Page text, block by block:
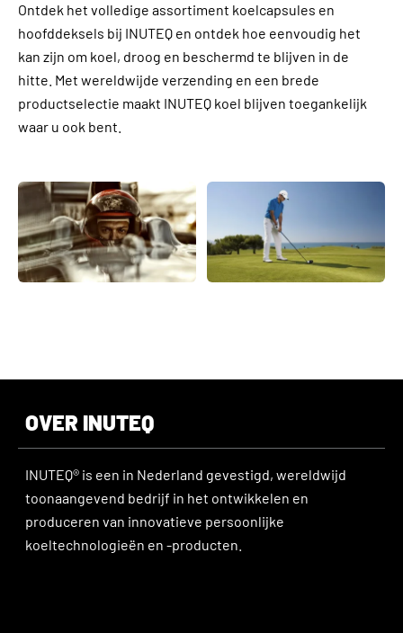
Ontdek het volledige assortiment koelcapsules en
hoofddeksels bij INUTEQ en ontdek hoe eenvoudig het
kan zijn om koel, droog en beschermd te blijven in de
hitte. Met wereldwijde verzending en een brede
productselectie maakt INUTEQ koel blijven toegankelijk
waar u ook bent.
OVER INUTEQ
INUTEQ® is een in Nederland gevestigd, wereldwijd
toonaangevend bedrijf in het ontwikkelen en
produceren van innovatieve persoonlijke
koeltechnologieën en -producten.